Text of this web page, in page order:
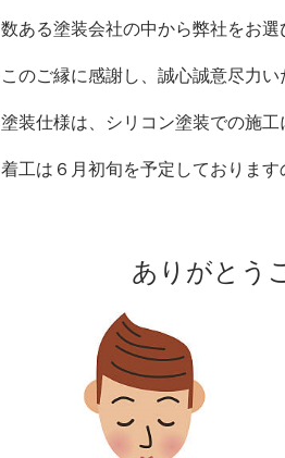
数ある塗装会社の中から弊社をお
このご縁に感謝し、誠心誠意尽力
塗装仕様は、シリコン塗装での施工
着工は６月初旬を予定しておりま
ありがとうござ